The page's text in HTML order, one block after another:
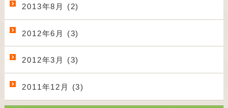
2013年8月 (2)
2012年6月 (3)
2012年3月 (3)
2011年12月 (3)